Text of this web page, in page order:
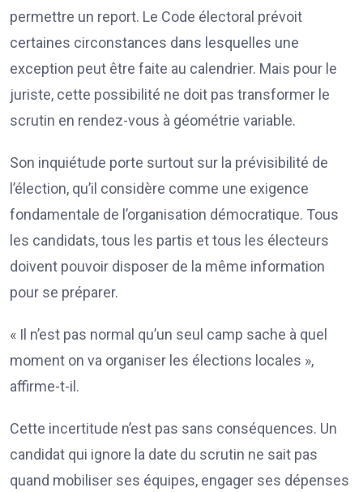
permettre un report. Le Code électoral prévoit
certaines circonstances dans lesquelles une
exception peut être faite au calendrier. Mais pour le
juriste, cette possibilité ne doit pas transformer le
scrutin en rendez-vous à géométrie variable.
Son inquiétude porte surtout sur la prévisibilité de
l’élection, qu’il considère comme une exigence
fondamentale de l’organisation démocratique. Tous
les candidats, tous les partis et tous les électeurs
doivent pouvoir disposer de la même information
pour se préparer.
« Il n’est pas normal qu’un seul camp sache à quel
moment on va organiser les élections locales »,
affirme-t-il.
Cette incertitude n’est pas sans conséquences. Un
candidat qui ignore la date du scrutin ne sait pas
quand mobiliser ses équipes, engager ses dépenses